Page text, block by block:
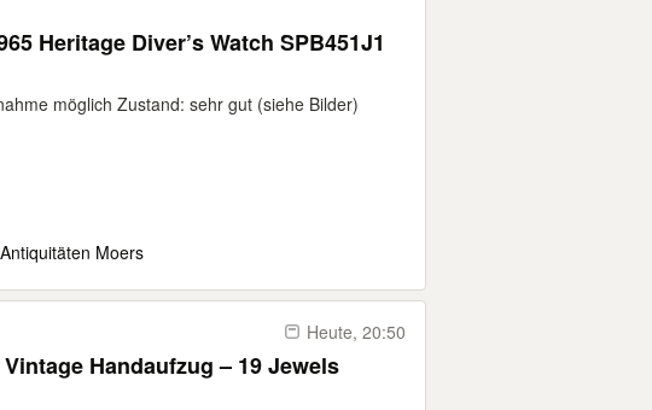
Heritage Diver’s Watch SPB451J1
möglich Zustand: sehr gut (siehe Bilder)
Moers
Heute, 20:50
Handaufzug – 19 Jewels